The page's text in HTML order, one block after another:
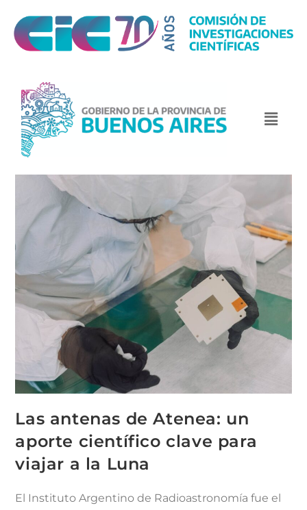
Las antenas de Atenea: un
aporte científico clave para
viajar a la Luna
El Instituto Argentino de Radioastronomía fue el